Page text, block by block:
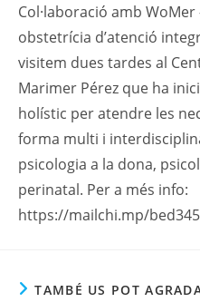
Col·laboració amb
obstetrícia d’atenció
visitem dues tardes al
Marimer Pérez que ha
holístic per atendre les
forma multi i
psicologia a la dona,
perinatal. Per a més info:
https://mailchi.mp/
TAMBÉ US POT